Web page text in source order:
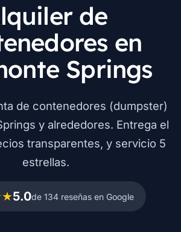
de
en
Springs
de contenedores (dumpster)
y alrededores. Entrega el
transparentes, y servicio 5
estrellas.
5.0de 134 reseñas en Google